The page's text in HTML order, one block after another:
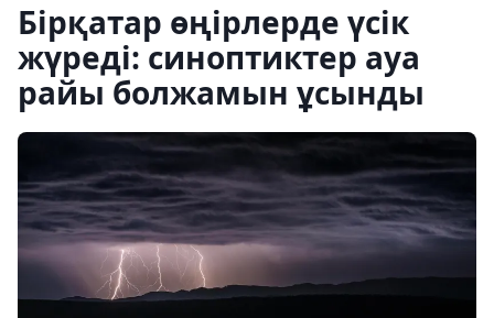
Бірқатар өңірлерде үсік
жүреді: синоптиктер ауа
райы болжамын ұсынды